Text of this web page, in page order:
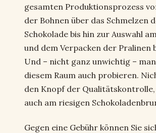
gesamten Produktionsprozess
der Bohnen über das Schmelzen
Schokolade bis hin zur Auswahl
und dem Verpacken der Pralinen
Und – nicht ganz unwichtig –
diesem Raum auch probieren.
den Knopf der
auch am riesigen
Gegen eine Gebühr können Sie